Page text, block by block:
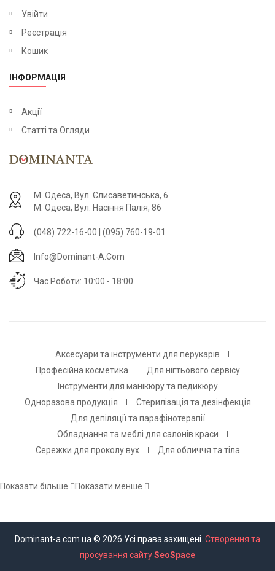
Увійти
Реєстрація
Кошик
ІНФОРМАЦІЯ
Акції
Статті та Огляди
М. Одеса, Вул. Єлисаветинська, 6
М. Одеса, Вул. Насіння Палія, 86
(048) 722-16-00 | (095) 760-19-01
Info@dominant-A.com
Час Роботи: 10:00 - 18:00
Аксесуари та інструменти для перукарів
Професійна косметика
Для нігтьового сервісу
Інструменти для манікюру та педикюру
Одноразова продукція
Стерилізація та дезінфекція
Для депіляції та парафінотерапії
Обладнання та меблі для салонів краси
Сережки для проколу вух
Для обличчя та тіла
Показати більше Показати менше
Dominant-a.com.ua © 2026 Усі права захищені. Створення та
просування сайтуSeoSpace